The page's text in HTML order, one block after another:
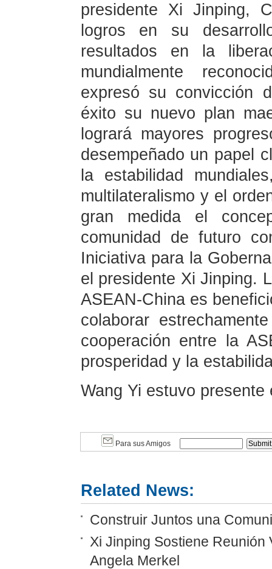
presidente Xi Jinping,
logros en su
resultados en la
mundialmente
expresó su convicción
éxito su nuevo plan
logrará mayores
desempeñado un papel
la estabilidad
multilateralismo y el
gran medida el
comunidad de futuro
Iniciativa para la
el presidente Xi Jinping.
ASEAN-China es
colaborar
cooperación entre la
prosperidad y la
Wang Yi estuvo presente
Para sus Amigos
Related News:
Construir Juntos una
Xi Jinping Sostiene Reunión
Angela Merkel